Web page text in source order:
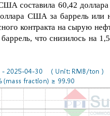
составила 60,42
США за баррель или
контракта на сырую
что снизилось на